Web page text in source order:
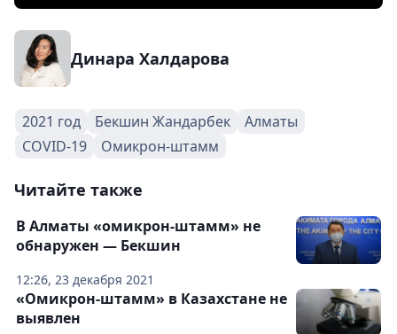
Динара Халдарова
2021 год Бекшин Жандарбек
Алматы
COVID-19
Омикрон-штамм
Читайте также
12:26, 23 декабря 2021
В Алматы «омикрон-штамм» не
обнаружен — Бекшин
«Омикрон-штамм» в Казахстане не
выявлен